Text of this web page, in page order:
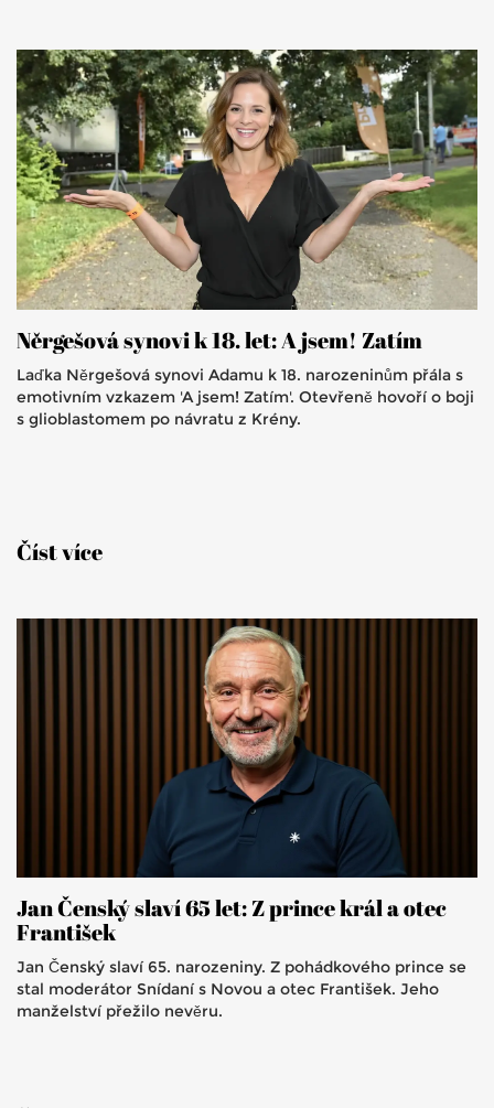
Něrgešová synovi k 18. let: A jsem! Zatím
Laďka Něrgešová synovi Adamu k 18. narozeninům přála s
emotivním vzkazem 'A jsem! Zatím'. Otevřeně hovoří o boji
s glioblastomem po návratu z Krény.
Číst více
Jan Čenský slaví 65 let: Z prince král a otec
František
Jan Čenský slaví 65. narozeniny. Z pohádkového prince se
stal moderátor Snídaní s Novou a otec František. Jeho
manželství přežilo nevěru.